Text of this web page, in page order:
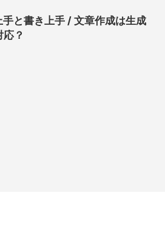
手と書き上手 / 文章作成は生成
？